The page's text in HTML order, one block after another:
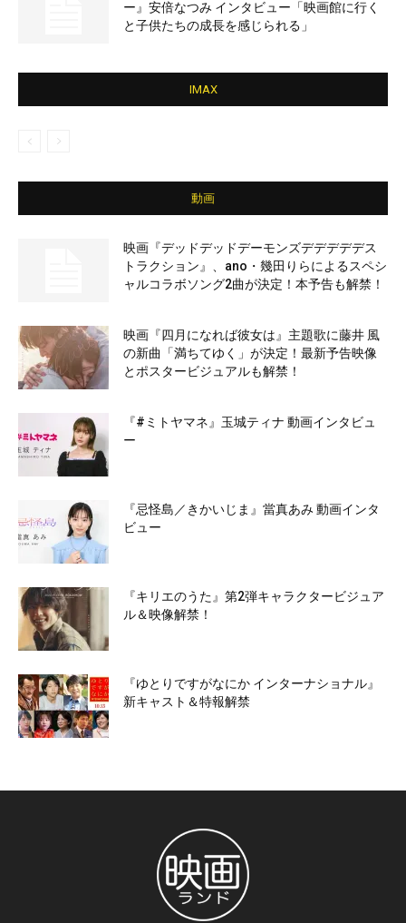
ー』安倍なつみ インタビュー「映画館に行く
と子供たちの成長を感じられる」
IMAX
動画
映画『デッドデッドデーモンズデデデデデス
トラクション』、ano・幾田りらによるスペシ
ャルコラボソング2曲が決定！本予告も解禁！
映画『四月になれば彼女は』主題歌に藤井 風
の新曲「満ちてゆく」が決定！最新予告映像
とポスタービジュアルも解禁！
『#ミトヤマネ』玉城ティナ 動画インタビュ
ー
『忌怪島／きかいじま』當真あみ 動画インタ
ビュー
『キリエのうた』第2弾キャラクタービジュア
ル＆映像解禁！
『ゆとりですがなにか インターナショナル』
新キャスト＆特報解禁